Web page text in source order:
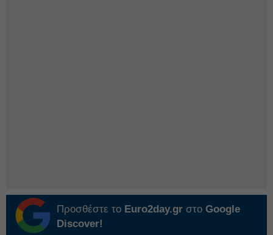
Προσθέστε το Euro2day.gr στο Google
Discover!